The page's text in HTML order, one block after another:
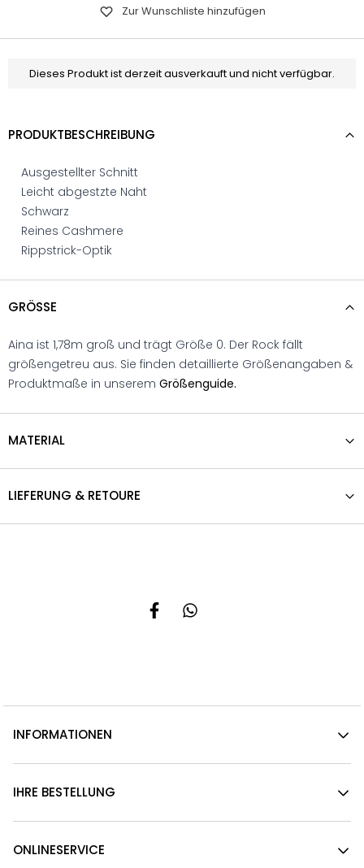
Zur Wunschliste hinzufügen
Dieses Produkt ist derzeit ausverkauft und nicht verfügbar.
PRODUKTBESCHREIBUNG
Ausgestellter Schnitt
Leicht abgestzte Naht
Schwarz
Reines Cashmere
Rippstrick-Optik
GRÖSSE
Aina ist 1,78m groß und trägt Größe 0. Der Rock fällt
größengetreu aus. Sie finden detaillierte Größenangaben &
Produktmaße in unserem Größenguide.
MATERIAL
LIEFERUNG & RETOURE
INFORMATIONEN
IHRE BESTELLUNG
ONLINESERVICE